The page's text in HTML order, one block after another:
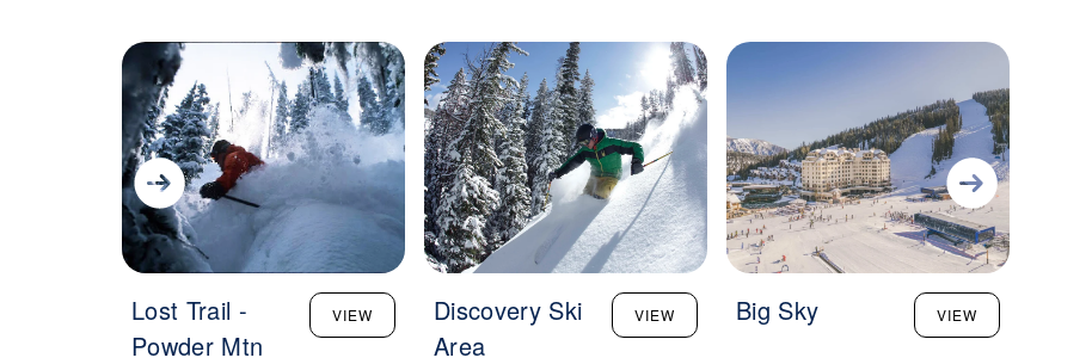
Lost Trail -
Powder Mtn
VIEW
Discovery Ski
Area
VIEW Big Sky VIEW